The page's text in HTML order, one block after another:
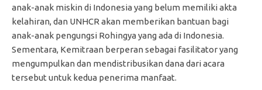
anak-anak miskin di Indonesia yang belum memiliki akta
kelahiran, dan UNHCR akan memberikan bantuan bagi
anak-anak pengungsi Rohingya yang ada di Indonesia.
Sementara, Kemitraan berperan sebagai fasilitator yang
mengumpulkan dan mendistribusikan dana dari acara
tersebut untuk kedua penerima manfaat.